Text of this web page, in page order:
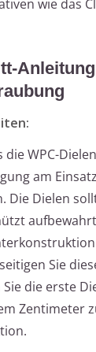
wie das
die WPC-
am
Die Dielen
Sie
die erste
Zentimeter